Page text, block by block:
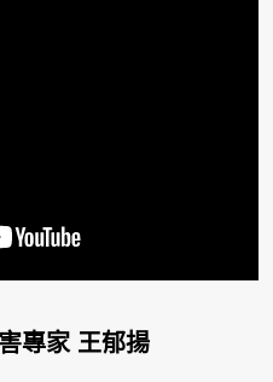
專家 王郁揚